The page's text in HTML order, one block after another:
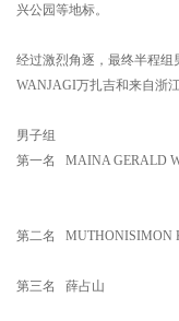
兴公园等地标。
经过激烈角逐，最终半程
WANJAGI万扎吉和来自浙
男子组
第一名 MAINA GERALD
第二名 MUTHONISIMON
第三名 薛占山